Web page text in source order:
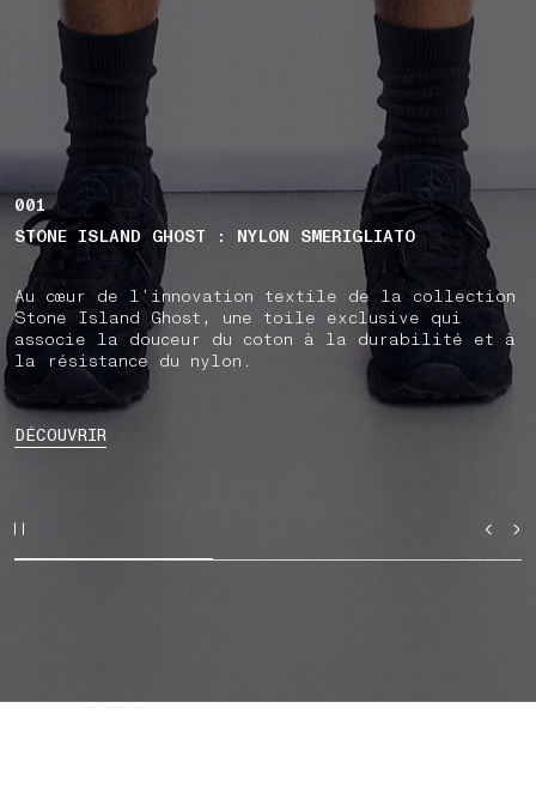
001
STONE ISLAND GHOST : NYLON SMERIGLIATO
Au cœur de l’innovation textile de la collection
Stone Island Ghost, une toile exclusive qui
associe la douceur du coton à la durabilité et à
la résistance du nylon.
DÉCOUVRIR